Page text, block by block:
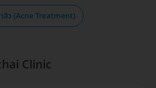
สิว (Acne Treatment)
Clinic